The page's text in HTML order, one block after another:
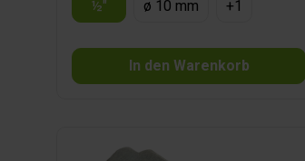
½"
ø 10 mm +1
In den Warenkorb